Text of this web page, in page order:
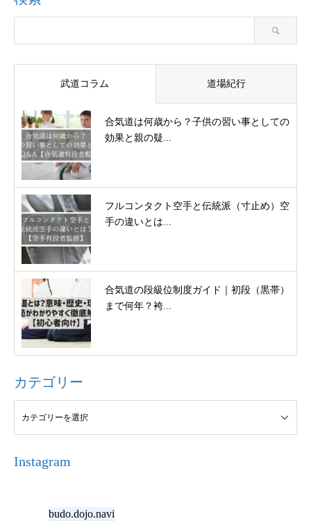
武道コラム 道場紀行
合気道は何歳から？子供の習い事としての
効果と親の疑...
フルコンタクト空手と伝統派（寸止め）空
手の違いとは...
合気道の段級位制度ガイド｜初段（黒帯）
まで何年？袴...
カテゴリー
Instagram
budo.dojo.navi